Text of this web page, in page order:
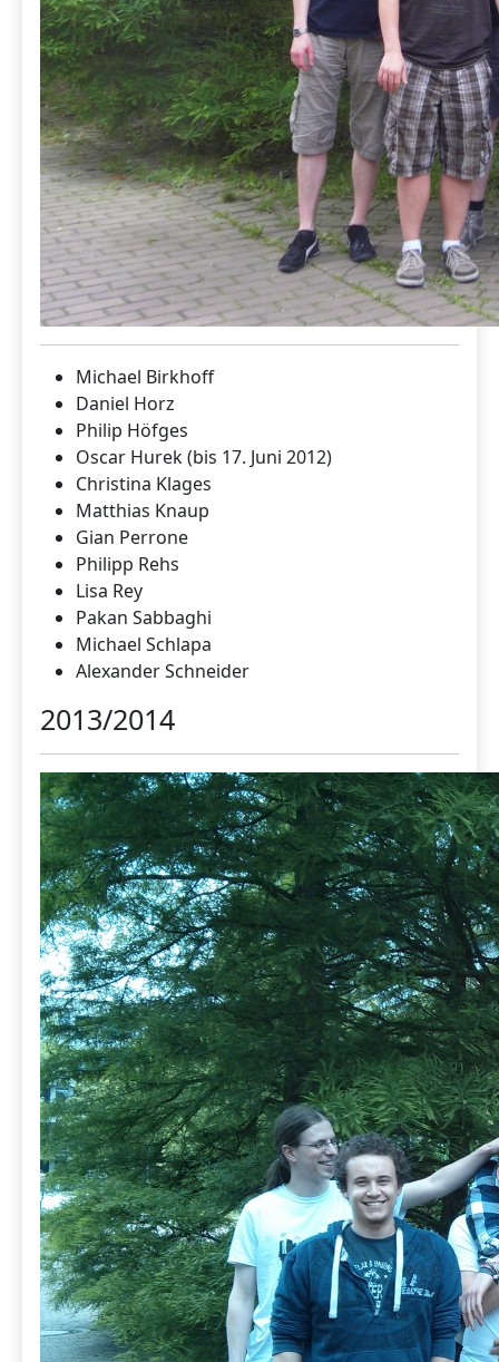
Michael Birkhoff
Daniel Horz
Philip Höfges
Oscar Hurek (bis 17. Juni 2012)
Christina Klages
Matthias Knaup
Gian Perrone
Philipp Rehs
Lisa Rey
Pakan Sabbaghi
Michael Schlapa
Alexander Schneider
2013/2014